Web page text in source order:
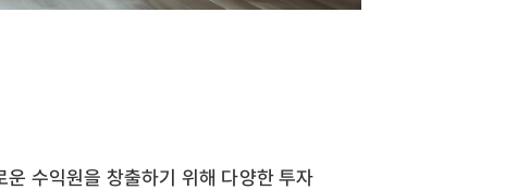
수익원을 창출하기 위해 다양한 투자